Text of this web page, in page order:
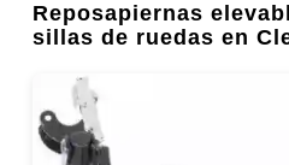
Reposapiernas
sillas de ruedas en